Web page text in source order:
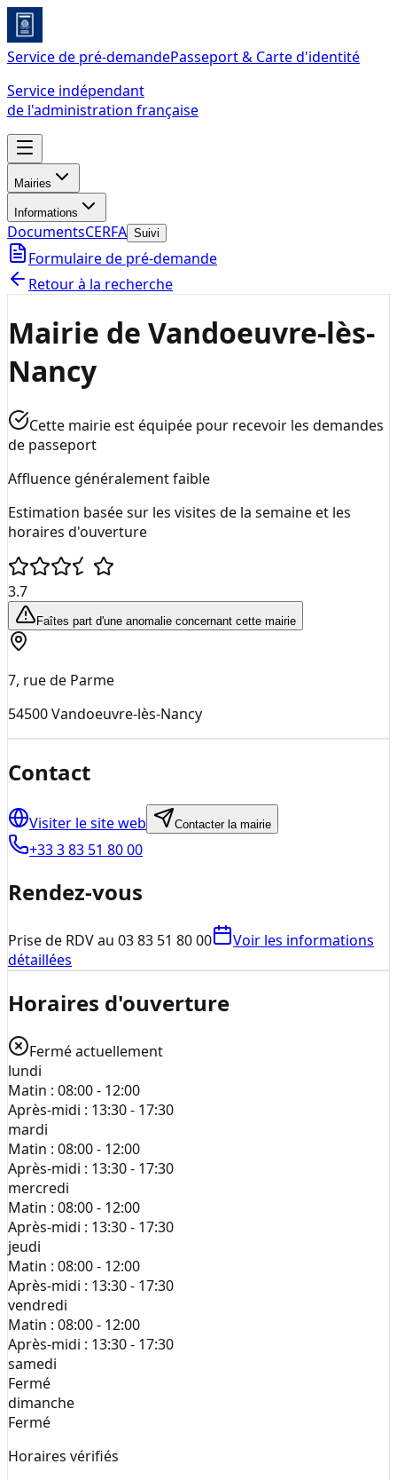
Service de pré-demandePasseport & Carte d'identité
Service indépendant
de l'administration française
Mairies
Informations
DocumentsCERFA Suivi
Formulaire de pré-demande
Retour à la recherche
Mairie de Vandoeuvre-lès-
Nancy
Cette mairie est équipée pour recevoir les demandes
de passeport
Affluence généralement faible
Estimation basée sur les visites de la semaine et les
horaires d'ouverture
3.7
Faîtes part d'une anomalie concernant cette mairie
7, rue de Parme
54500Vandoeuvre-lès-Nancy
Contact
Visiter le site web Contacter la mairie
+33 3 83 51 80 00
Rendez-vous
Prise de RDV au 03 83 51 80 00
Voir les informations
détaillées
Horaires d'ouverture
Fermé actuellement
lundi
Matin : 08:00 - 12:00
Après-midi : 13:30 - 17:30
mardi
Matin : 08:00 - 12:00
Après-midi : 13:30 - 17:30
mercredi
Matin : 08:00 - 12:00
Après-midi : 13:30 - 17:30
jeudi
Matin : 08:00 - 12:00
Après-midi : 13:30 - 17:30
vendredi
Matin : 08:00 - 12:00
Après-midi : 13:30 - 17:30
samedi
Fermé
dimanche
Fermé
Horaires vérifiés